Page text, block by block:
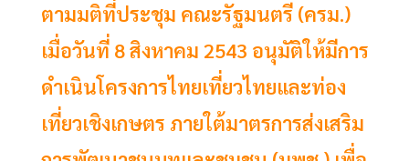
ตามมติที่ประชุม คณะรัฐมนตรี (ครม.)
เมื่อวันที่ 8 สิงหาคม 2543 อนุมัติให้มีการ
ดำเนินโครงการไทยเที่ยวไทยและท่อง
เที่ยวเชิงเกษตร ภายใต้มาตรการส่งเสริม